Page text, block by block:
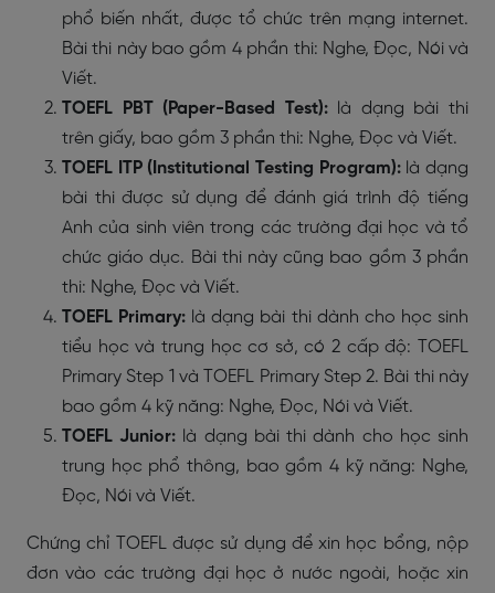
phổ biến nhất, được tổ chức trên mạng internet.
Bài thi này bao gồm 4 phần thi: Nghe, Đọc, Nói và
Viết.
TOEFL PBT (Paper-Based Test):
là dạng bài thi
trên giấy, bao gồm 3 phần thi: Nghe, Đọc và Viết.
TOEFL ITP (Institutional Testing Program):là dạng
bài thi được sử dụng để đánh giá trình độ tiếng
Anh của sinh viên trong các trường đại học và tổ
chức giáo dục. Bài thi này cũng bao gồm 3 phần
thi: Nghe, Đọc và Viết.
TOEFL Primary: là dạng bài thi dành cho học sinh
tiểu học và trung học cơ sở, có 2 cấp độ: TOEFL
Primary Step 1 và TOEFL Primary Step 2. Bài thi này
bao gồm 4 kỹ năng: Nghe, Đọc, Nói và Viết.
TOEFL Junior: là dạng bài thi dành cho học sinh
trung học phổ thông, bao gồm 4 kỹ năng: Nghe,
Đọc, Nói và Viết.
Chứng chỉ TOEFL được sử dụng để xin học bổng, nộp
đơn vào các trường đại học ở nước ngoài, hoặc xin